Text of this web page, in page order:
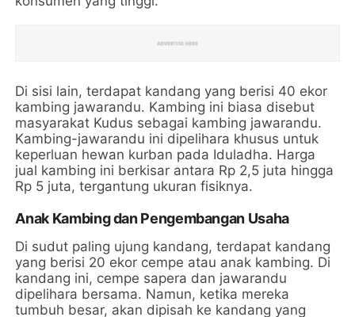
Di sisi lain, terdapat kandang yang berisi 40 ekor
kambing jawarandu. Kambing ini biasa disebut
masyarakat Kudus sebagai kambing jawarandu.
Kambing-jawarandu ini dipelihara khusus untuk
keperluan hewan kurban pada Iduladha. Harga
jual kambing ini berkisar antara Rp 2,5 juta hingga
Rp 5 juta, tergantung ukuran fisiknya.
Anak Kambing dan Pengembangan Usaha
Di sudut paling ujung kandang, terdapat kandang
yang berisi 20 ekor cempe atau anak kambing. Di
kandang ini, cempe sapera dan jawarandu
dipelihara bersama. Namun, ketika mereka
tumbuh besar, akan dipisah ke kandang yang